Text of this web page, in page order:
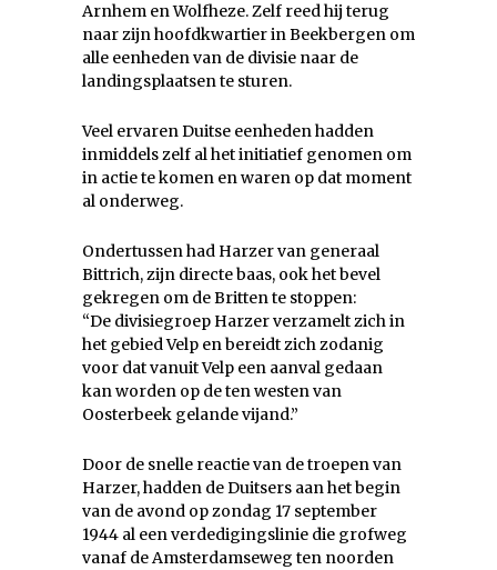
Arnhem en Wolfheze. Zelf reed hij terug
naar zijn hoofdkwartier in Beekbergen om
alle eenheden van de divisie naar de
landingsplaatsen te sturen.
Veel ervaren Duitse eenheden hadden
inmiddels zelf al het initiatief genomen om
in actie te komen en waren op dat moment
al onderweg.
Ondertussen had Harzer van generaal
Bittrich, zijn directe baas, ook het bevel
gekregen om de Britten te stoppen:
“De divisiegroep Harzer verzamelt zich in
het gebied Velp en bereidt zich zodanig
voor dat vanuit Velp een aanval gedaan
kan worden op de ten westen van
Oosterbeek gelande vijand.”
Door de snelle reactie van de troepen van
Harzer, hadden de Duitsers aan het begin
van de avond op zondag 17 september
1944 al een verdedigingslinie die grofweg
vanaf de Amsterdamseweg ten noorden